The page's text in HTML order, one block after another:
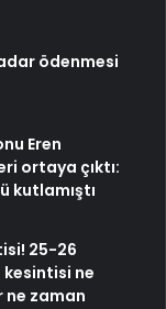
ödenmesi
Eren
ortaya çıktı:
kutlamıştı
25-26
kesintisi ne
ne zaman